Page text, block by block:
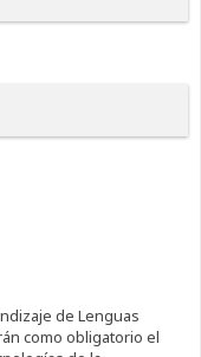
de Lenguas
como obligatorio el